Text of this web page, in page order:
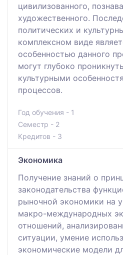
цивилизованного,
художественного.
политических и
комплексном виде
особенностью данного
могут глубоко
культурными
процессов.
Год обучения - 1
Семестр - 2
Кредитов - 3
Экономика
Получение знаний о
законодательства
рыночной экономики на
макро-международных
отношений,
ситуации, умение
экономические модели